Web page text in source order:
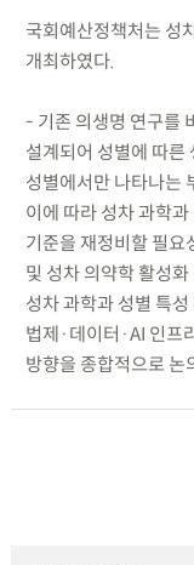
국회예산정책처는 성
개최하였다.
- 기존 의생명 연구를
설계되어 성별에 따른
성별에서만 나타나는
이에 따라 성차 과학
기준을 재정비할 필요
및 성차 의약학 활성
성차 과학과 성별 특
법제·데이터·AI 인프
방향을 종합적으로 논